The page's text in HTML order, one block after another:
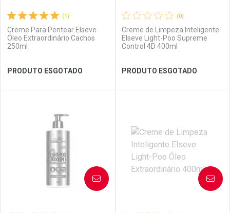
Ver Desconto Convênio Ver Desconto Convênio
(1)
Creme Para Pentear Elseve
Óleo Extraordinário Cachos
250ml
PRODUTO ESGOTADO
Laboratório
Por Menos
(0)
Creme de Limpeza Inteligente
Elseve Light-Poo Supreme
Control 4D 400ml
PRODUTO ESGOTADO
Laboratório
Por Menos
AVISE-ME AVISE-ME